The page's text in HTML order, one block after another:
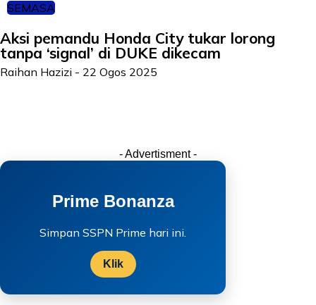
SEMASA
Aksi pemandu Honda City tukar lorong
tanpa ‘signal’ di DUKE dikecam
Raihan Hazizi - 22 Ogos 2025
- Advertisment -
Prime Bonanza
Simpan SSPN Prime hari ini.
Klik